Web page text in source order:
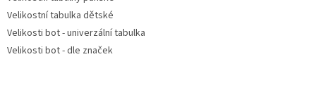
Velikostní tabulka dětské
Velikosti bot - univerzální tabulka
Velikosti bot - dle značek